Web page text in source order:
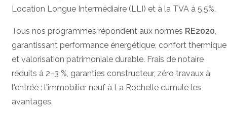
Location Longue Intermédiaire (LLI) et à la TVA à 5,5%.
Tous nos programmes répondent aux normes RE2020,
garantissant performance énergétique, confort thermique
et valorisation patrimoniale durable. Frais de notaire
réduits à 2–3 %, garanties constructeur, zéro travaux à
l'entrée : l'immobilier neuf à La Rochelle cumule les
avantages.